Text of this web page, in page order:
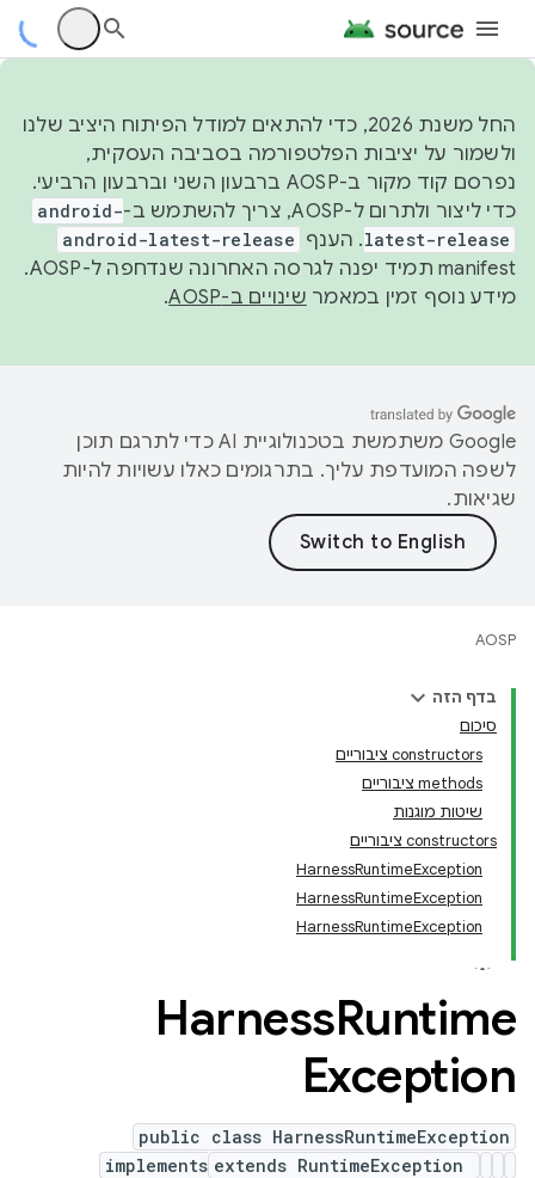
החל משנת 2026, כדי להתאים למודל הפיתוח היציב שלנו
ולשמור על יציבות הפלטפורמה בסביבה העסקית,
נפרסם קוד מקור ב-AOSP ברבעון השני וברבעון הרביעי.
כדי ליצור ולתרום ל-AOSP, צריך להשתמש ב-
android-
latest-release. הענף android-latest-release
manifest תמיד יפנה לגרסה האחרונה שנדחפה ל-AOSP.
מידע נוסף זמין במאמר שינויים ב-AOSP .
‫Google משתמשת בטכנולוגיית AI כדי לתרגם תוכן
לשפה המועדפת עליך. בתרגומים כאלו עשויות להיות
שגיאות.
AOSP
בדף הזה
סיכום
‫constructors ציבוריים
‫methods ציבוריים
שיטות מוגנות
‫constructors ציבוריים
HarnessRuntimeException
HarnessRuntimeException
HarnessRuntimeException
HarnessRuntime
Exception
public class HarnessRuntimeException
extends RuntimeException
implements